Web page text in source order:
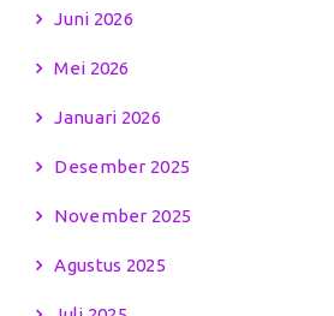
Juni 2026
Mei 2026
Januari 2026
Desember 2025
November 2025
Agustus 2025